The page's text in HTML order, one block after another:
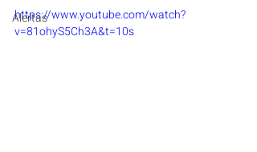
Alertas
https://www.youtube.com/watch?
v=81ohyS5Ch3A&t=10s